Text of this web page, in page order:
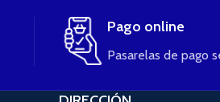
Pago online
Pasarelas de pago